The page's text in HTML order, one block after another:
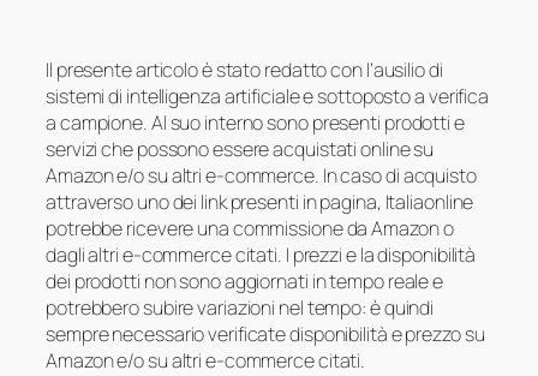
Il presente articolo è stato redatto con l’ausilio di
sistemi di intelligenza artificiale e sottoposto a verifica
a campione. Al suo interno sono presenti prodotti e
servizi che possono essere acquistati online su
Amazon e/o su altri e-commerce. In caso di acquisto
attraverso uno dei link presenti in pagina, Italiaonline
potrebbe ricevere una commissione da Amazon o
dagli altri e-commerce citati. I prezzi e la disponibilità
dei prodotti non sono aggiornati in tempo reale e
potrebbero subire variazioni nel tempo: è quindi
sempre necessario verificate disponibilità e prezzo su
Amazon e/o su altri e-commerce citati.